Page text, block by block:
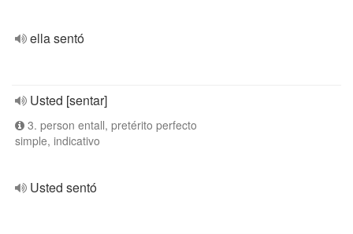
ella sentó
Usted [sentar]
3. person entall, pretérito perfecto
simple, indicativo
Usted sentó